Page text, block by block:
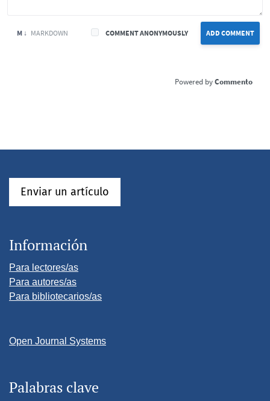
ADD COMMENT
COMMENT ANONYMOUSLY
M ↓ MARKDOWN
Commento
Enviar un artículo
Información
Para lectores/as
Para autores/as
Para bibliotecarios/as
Open Journal Systems
Palabras clave